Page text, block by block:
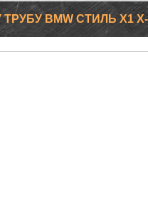
BMW СТИЛЬ X1 Х-